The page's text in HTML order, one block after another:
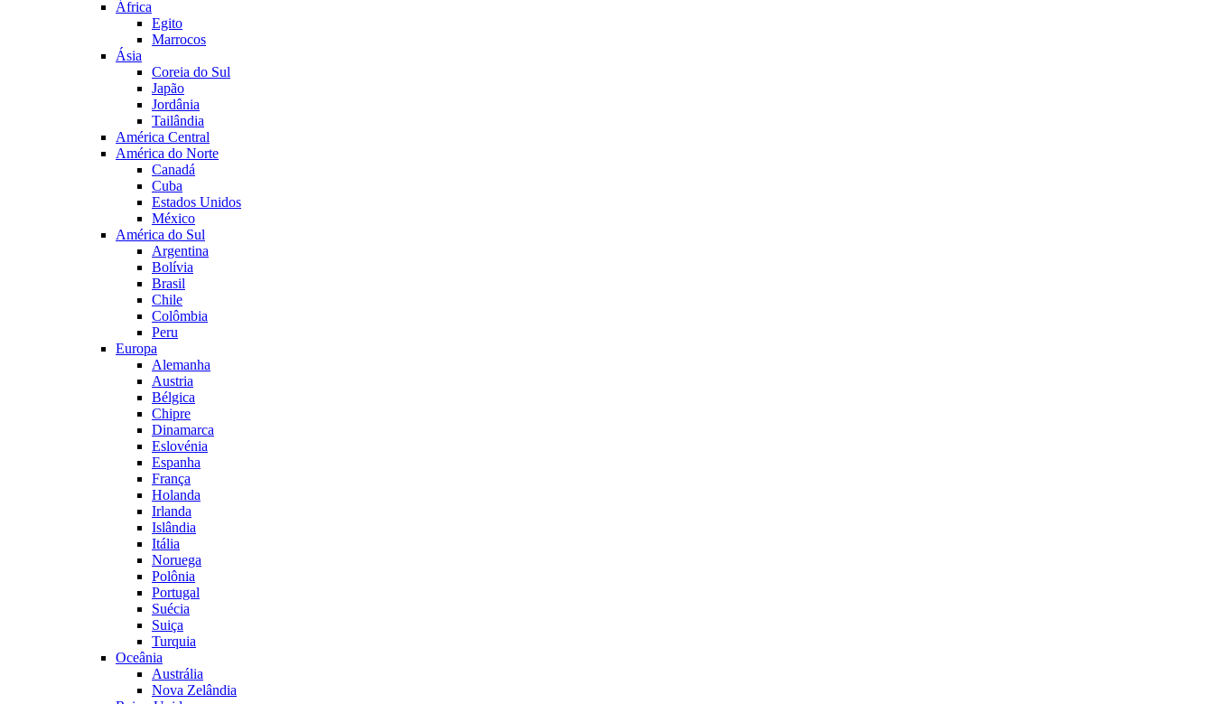
África
Egito
Marrocos
Ásia
Coreia do Sul
Japão
Jordânia
Tailândia
América Central
América do Norte
Canadá
Cuba
Estados Unidos
México
América do Sul
Argentina
Bolívia
Brasil
Chile
Colômbia
Peru
Europa
Alemanha
Austria
Bélgica
Chipre
Dinamarca
Eslovénia
Espanha
França
Holanda
Irlanda
Islândia
Itália
Noruega
Polônia
Portugal
Suécia
Suiça
Turquia
Oceânia
Austrália
Nova Zelândia